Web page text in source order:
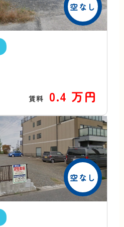
空なし
賃料 0.4 万円
空なし